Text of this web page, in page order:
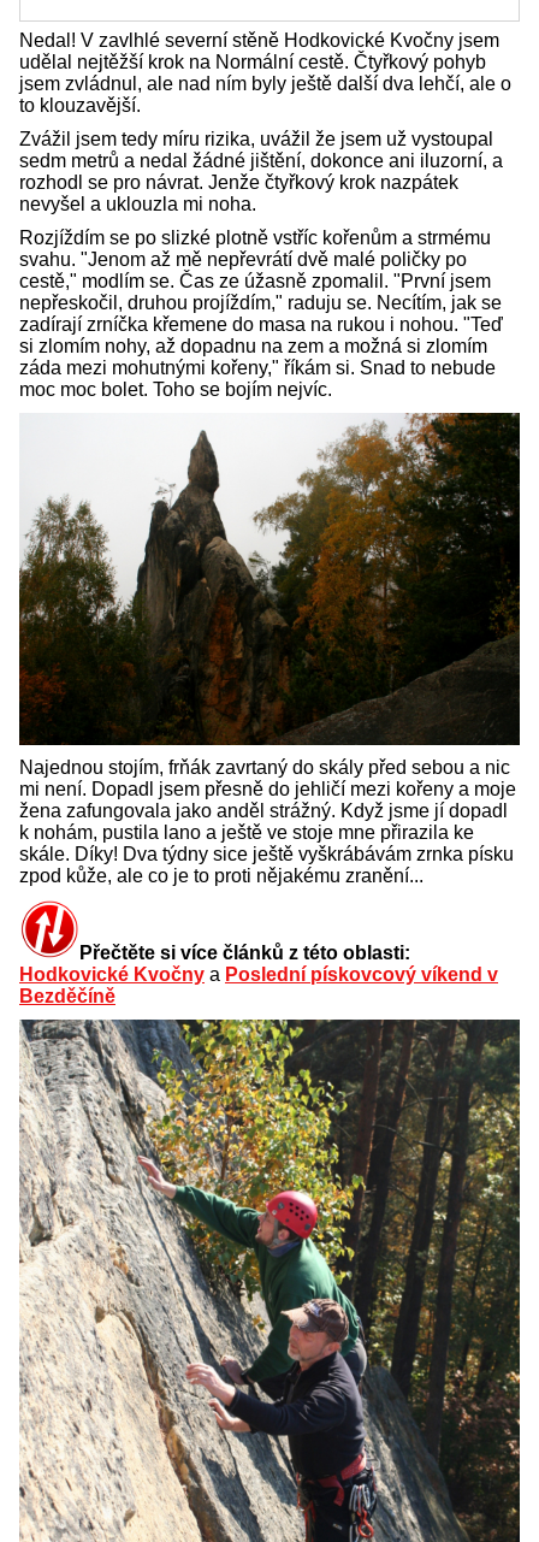
Nedal! V zavlhlé severní stěně Hodkovické Kvočny jsem
udělal nejtěžší krok na Normální cestě. Čtyřkový pohyb
jsem zvládnul, ale nad ním byly ještě další dva lehčí, ale o
to klouzavější.
Zvážil jsem tedy míru rizika, uvážil že jsem už vystoupal
sedm metrů a nedal žádné jištění, dokonce ani iluzorní, a
rozhodl se pro návrat. Jenže čtyřkový krok nazpátek
nevyšel a uklouzla mi noha.
Rozjíždím se po slizké plotně vstříc kořenům a strmému
svahu. "Jenom až mě nepřevrátí dvě malé poličky po
cestě," modlím se. Čas ze úžasně zpomalil. "První jsem
nepřeskočil, druhou projíždím," raduju se. Necítím, jak se
zadírají zrníčka křemene do masa na rukou i nohou. "Teď
si zlomím nohy, až dopadnu na zem a možná si zlomím
záda mezi mohutnými kořeny," říkám si. Snad to nebude
moc moc bolet. Toho se bojím nejvíc.
Najednou stojím, frňák zavrtaný do skály před sebou a nic
mi není. Dopadl jsem přesně do jehličí mezi kořeny a moje
žena zafungovala jako anděl strážný. Když jsme jí dopadl
k nohám, pustila lano a ještě ve stoje mne přirazila ke
skále. Díky! Dva týdny sice ještě vyškrábávám zrnka písku
zpod kůže, ale co je to proti nějakému zranění...
Přečtěte si více článků z této oblasti:
Hodkovické Kvočny a Poslední pískovcový víkend v
Bezděčíně